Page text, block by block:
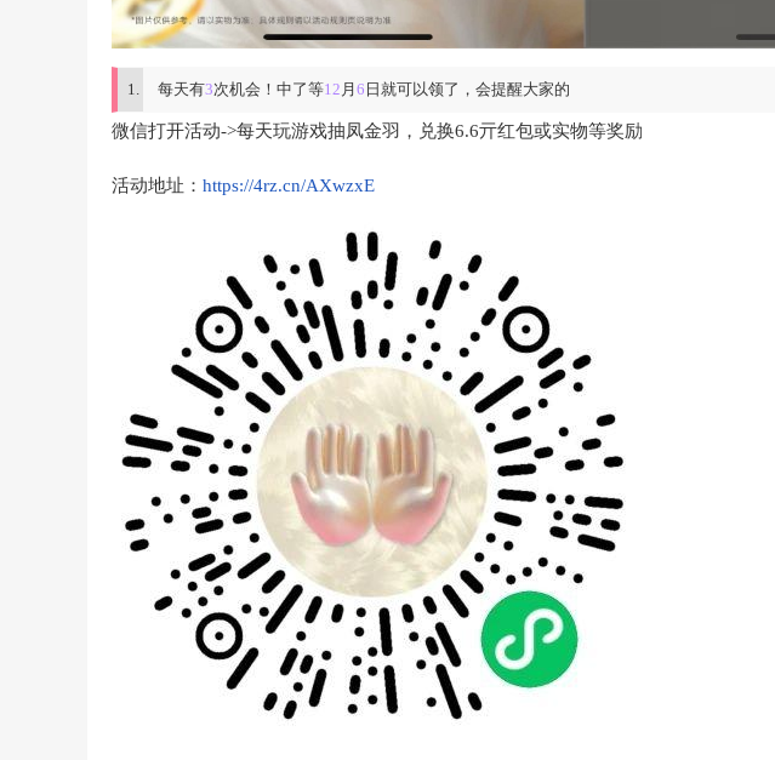
每天有3次机会！中了等12 月 6 日就可以领了，会提醒大家的
微信打开活动->每天玩游戏抽凤金羽，兑换6.6亓红包或实物等奖励
活动地址： https://4rz.cn/AXwzxE